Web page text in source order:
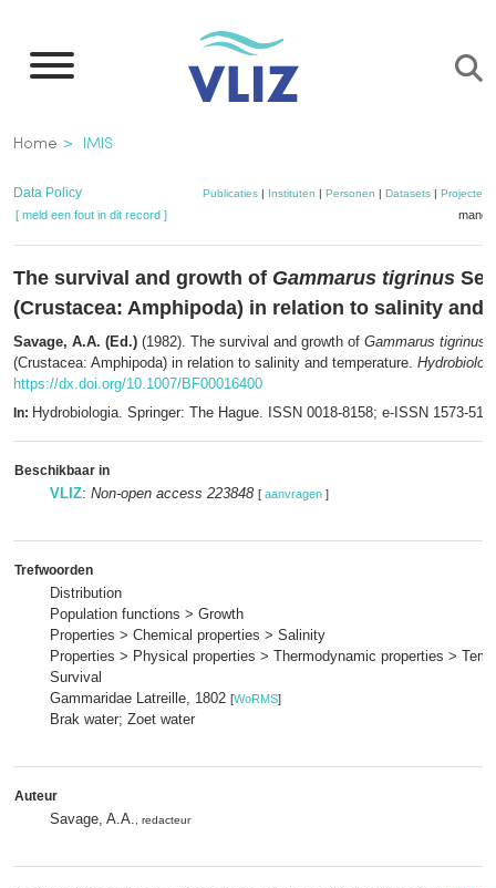
naar
inhoud
gaan
Kruimelpad
Home IMIS
Data Policy Publicaties | Instituten | Personen | Datasets | Projecten
[ meld een fout in dit record ]
The survival and growth of Gammarus tigrinus
(Crustacea: Amphipoda) in relation to salinity and
Savage, A.A. (Ed.) (1982). The survival and growth of Gammarus tigrinus
(Crustacea: Amphipoda) in relation to salinity and temperature.
https://dx.doi.org/10.1007/BF00016400
In: Hydrobiologia. Springer: The Hague. ISSN 0018-8158; e-ISSN 1573-
Beschikbaar in
VLIZ: Non-open access 223848 [ aanvragen ]
Trefwoorden
Distribution
Population functions > Growth
Properties > Chemical properties > Salinity
Properties > Physical properties > Thermodynamic properties >
Survival
Gammaridae Latreille, 1802 [WoRMS]
Brak water; Zoet water
Auteur
Savage, A.A. , redacteur